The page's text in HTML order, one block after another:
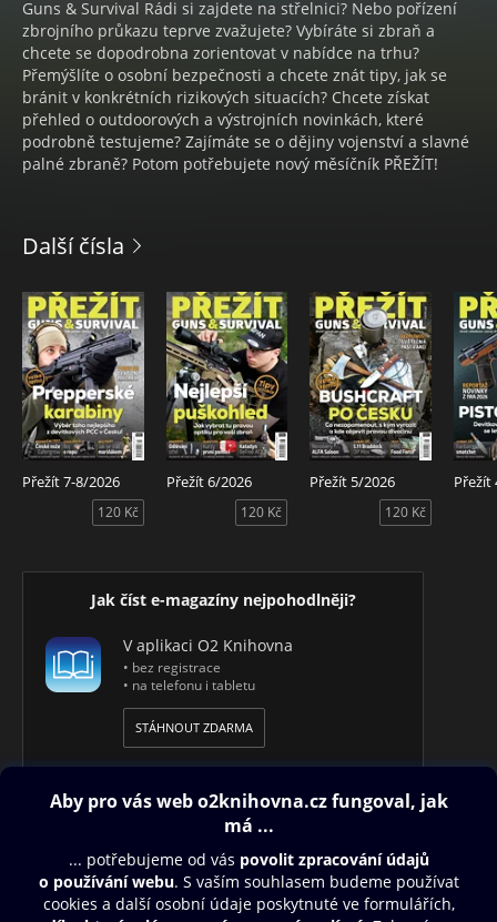
Guns & Survival Rádi si zajdete na střelnici? Nebo pořízení
zbrojního průkazu teprve zvažujete? Vybíráte si zbraň a
chcete se dopodrobna zorientovat v nabídce na trhu?
Přemýšlíte o osobní bezpečnosti a chcete znát tipy, jak se
bránit v konkrétních rizikových situacích? Chcete získat
přehled o outdoorových a výstrojních novinkách, které
podrobně testujeme? Zajímáte se o dějiny vojenství a slavné
palné zbraně? Potom potřebujete nový měsíčník PŘEŽÍT!
Další čísla
Přežít 7-8/2026
120 Kč
Přežít 6/2026
120 Kč
Přežít 5/2026
120 Kč
Přežít
Jak číst e-magazíny nejpohodlněji?
V aplikaci O2 Knihovna
• bez registrace
• na telefonu i tabletu
STÁHNOUT ZDARMA
Obsah ke stažení
Moje O2 Knihovna